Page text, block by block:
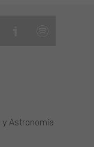
y Astronomía